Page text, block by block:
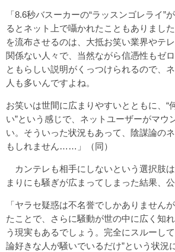
「8.6秒バスーカーの“ラッスンゴレライ”
るとネット上で囁かれたこともありまし
を流布させるのは、大抵お笑い業界やテ
関係ない人々で、当然ながら信憑性もゼ
ともらしい説明がくっつけられるので、
人も多いんですよね。
お笑いは世間に広まりやすいとともに、“
い”という感じで、ネットユーザーがマウ
い。そういった状況もあって、陰謀論の
もしれません……」（同）
カンテレも相手にしないという選択肢
まりにも騒ぎが広まってしまった結果、
「ヤラセ疑惑は不名誉でしかありません
たことで、さらに騒動が世の中に広く知
う現実もあるでしょう。完全にスルーし
論好きな人が騒いでいるだけ”という状況